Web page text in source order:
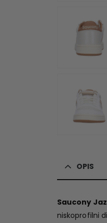
OPIS
Saucony
niskoprofilni